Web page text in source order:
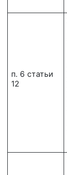
п. 6 статьи
12